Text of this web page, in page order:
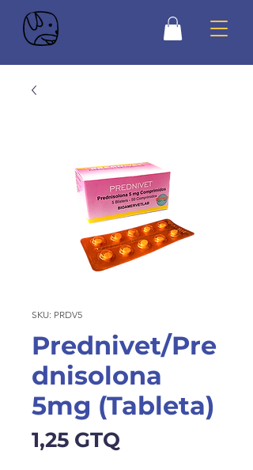
SKU: PRDV5
Prednivet/Pre
dnisolona
5mg (Tableta)
1,25 GTQ